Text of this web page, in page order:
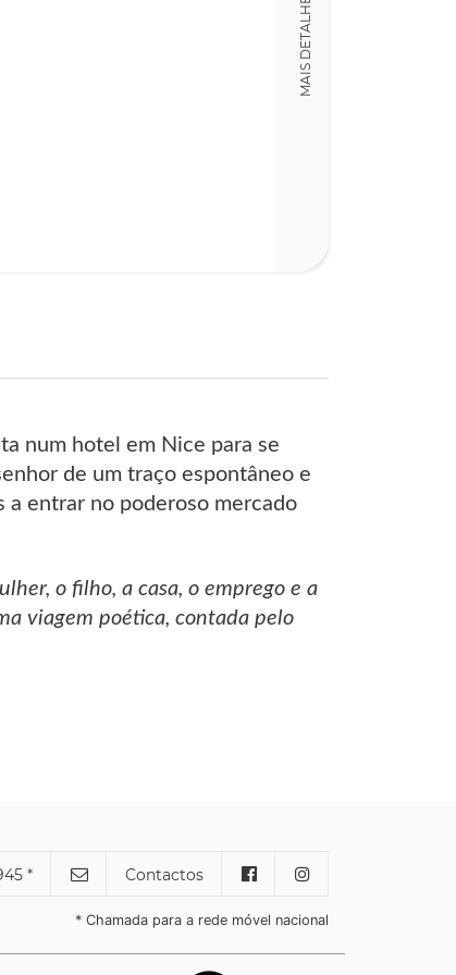
MAIS DETALHES
num hotel em Nice para se
de um traço espontâneo e
a entrar no poderoso mercado
o filho, a casa, o emprego e a
viagem poética, contada pelo
* Contactos
* Chamada para a rede móvel nacional